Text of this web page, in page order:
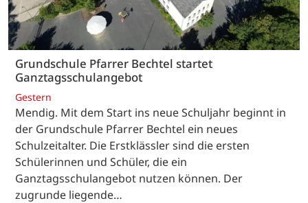
Grundschule Pfarrer Bechtel startet
Ganztagsschulangebot
Gestern
Mendig. Mit dem Start ins neue Schuljahr beginnt in
der Grundschule Pfarrer Bechtel ein neues
Schulzeitalter. Die Erstklässler sind die ersten
Schülerinnen und Schüler, die ein
Ganztagsschulangebot nutzen können. Der
zugrunde liegende…